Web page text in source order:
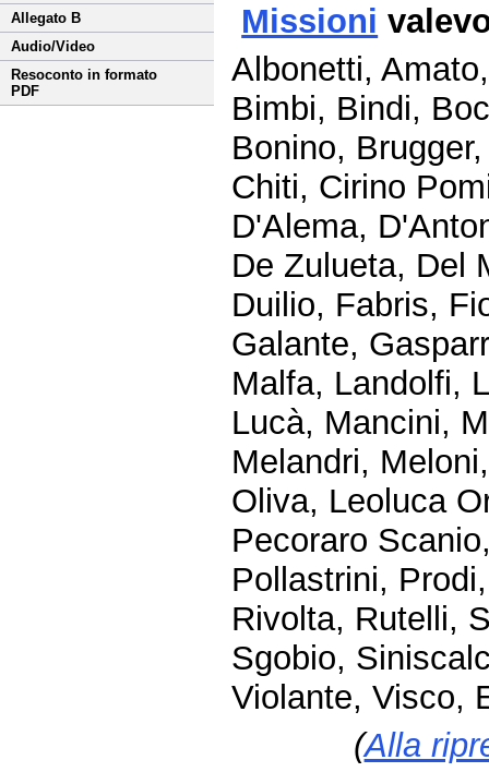
Allegato B
Audio/Video
Resoconto in formato
PDF
Missioni
Albonetti,
Bimbi, Bindi,
Bonino,
Chiti, Cirino
D'Alema,
De Zulueta, Del
Duilio, Fabris,
Galante,
Malfa, Landolfi,
Lucà, Mancini,
Melandri,
Oliva, Leoluca
Pecoraro
Pollastrini,
Rivolta, Rutelli,
Sgobio,
Violante, Visco,
(Alla